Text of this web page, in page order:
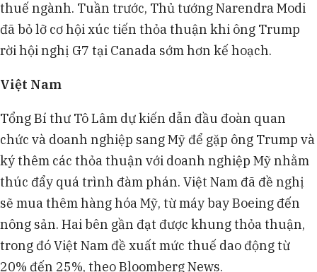
thuế ngành. Tuần trước, Thủ tướng Narendra Modi
đã bỏ lỡ cơ hội xúc tiến thỏa thuận khi ông Trump
rời hội nghị G7 tại Canada sớm hơn kế hoạch.
Việt Nam
Tổng Bí thư Tô Lâm dự kiến dẫn đầu đoàn quan
chức và doanh nghiệp sang Mỹ để gặp ông Trump và
ký thêm các thỏa thuận với doanh nghiệp Mỹ nhằm
thúc đẩy quá trình đàm phán. Việt Nam đã đề nghị
sẽ mua thêm hàng hóa Mỹ, từ máy bay Boeing đến
nông sản. Hai bên gần đạt được khung thỏa thuận,
trong đó Việt Nam đề xuất mức thuế dao động từ
20% đến 25%, theo Bloomberg News.